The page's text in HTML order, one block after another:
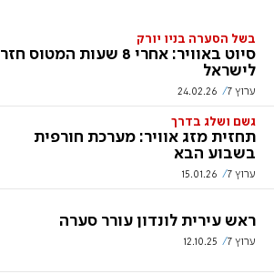
בשל הסערה בניו יורק
סיוט באוויר: אחרי 8 שעות המטוס חזר
לישראל
ערוץ 7 24.02.26
גשם ושלג בדרך
תחזית מזג אוויר: מערכת חורפית
בשבוע הבא
ערוץ 7 15.01.26
ראש עירית לונדון עורר סערה
ערוץ 7 12.10.25